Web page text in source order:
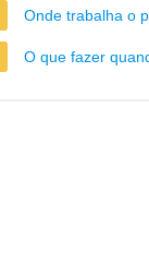
Onde trabalha o
O que fazer